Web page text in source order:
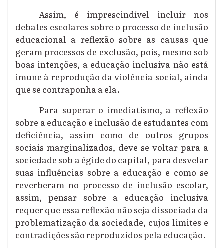
Assim, é imprescindível incluir nos
debates escolares sobre o processo de inclusão
educacional a reflexão sobre as causas que
geram processos de exclusão, pois, mesmo sob
boas intenções, a educação inclusiva não está
imune à reprodução da violência social, ainda
que se contraponha a ela.
Para superar o imediatismo, a reflexão
sobre a educação e inclusão de estudantes com
deficiência, assim como de outros grupos
sociais marginalizados, deve se voltar para a
sociedade sob a égide do capital, para desvelar
suas influências sobre a educação e como se
reverberam no processo de inclusão escolar,
assim, pensar sobre a educação inclusiva
requer que essa reflexão não seja dissociada da
problematização da sociedade, cujos limites e
contradições são reproduzidos pela educação.